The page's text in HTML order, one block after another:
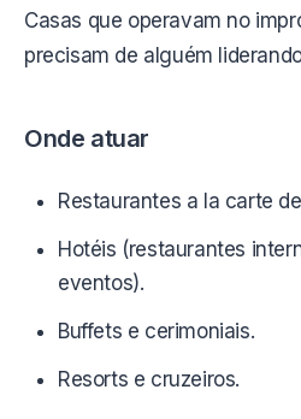
Casas que operavam no
precisam de alguém
Onde atuar
Restaurantes a la carte
Hotéis (restaurantes
eventos).
Buffets e cerimoniais.
Resorts e cruzeiros.